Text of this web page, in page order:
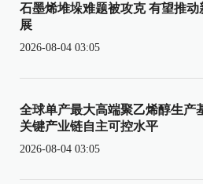
石墨烯堆垛难题被攻克 有望推
展
2026-08-04 03:05
全球单产最大高端聚乙烯醇生产
关键产业链自主可控水平
2026-08-04 03:05